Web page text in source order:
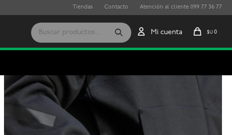
$U 0
Tiendas Contacto Atención al cliente 099 77 36 77